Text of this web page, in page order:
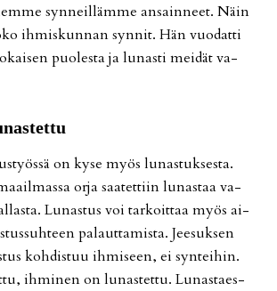
syn­neil­läm­me an­sain­neet. Näin
ih­mis­kun­nan syn­nit. Hän vuo­dat­ti
puo­les­ta ja lu­nas­ti mei­dät va­
on kyse myös lu­nas­tuk­ses­ta.
or­ja saa­tet­tiin lu­nas­taa va­
Lu­nas­tus voi tar­koit­taa myös ai­
pa­laut­ta­mis­ta. Jee­suk­sen
koh­dis­tuu ih­mi­seen, ei syn­tei­hin.
ih­mi­nen on lu­nas­tet­tu. Lu­nas­ta­es­